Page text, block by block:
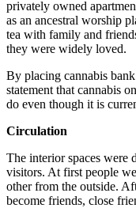
privately owned
as an ancestral worship
tea with family and
they were widely loved.
By placing cannabis
statement that cannabis
do even though it is
Circulation
The interior spaces were
visitors. At first people
other from the outside.
become friends, close